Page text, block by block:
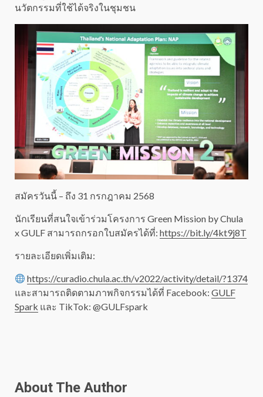
นวัตกรรมที่ใช้ได้จริงในชุมชน
สมัครวันนี้ – ถึง 31 กรกฎาคม 2568
นักเรียนที่สนใจเข้าร่วมโครงการ Green Mission by Chula
x GULF สามารถกรอกใบสมัครได้ที่: https://bit.ly/4kt9j8T
รายละเอียดเพิ่มเติม:
https://curadio.chula.ac.th/v2022/activity/detail/?1374
และสามารถติดตามภาพกิจกรรมได้ที่ Facebook: GULF
Spark และ TikTok: @GULFspark
About The Author